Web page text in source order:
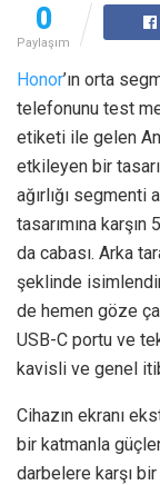
0
Paylaşım
Honor’ın orta
telefonunu test
etiketi ile gelen
etkileyen bir
ağırlığı segmenti
tasarımına
da cabası. Arka
şeklinde
de hemen göze
USB-C portu ve
kavisli ve genel
Cihazın ekranı
bir katmanla
darbelere karşı